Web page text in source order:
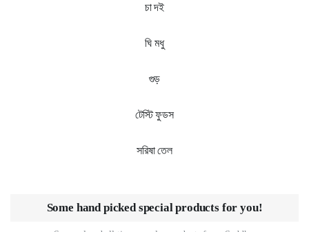
চা দই
ঘি মধু
গুড়
টেস্টি ফুডস
সরিষা তেল
Some hand picked special products for you!